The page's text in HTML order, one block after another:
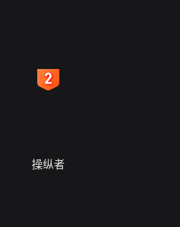
操纵者